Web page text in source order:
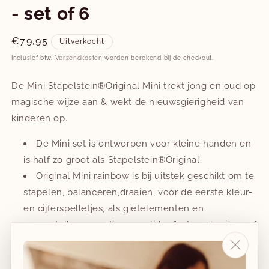
- set of 6
Normale
prijs
€79,95 Uitverkocht
Inclusief btw. Verzendkosten worden berekend bij de checkout.
De Mini Stapelstein®Original Mini trekt jong en oud op
magische wijze aan & wekt de nieuwsgierigheid van
kinderen op.
De Mini set is ontworpen voor kleine handen en
is half zo groot als Stapelstein®Original.
Original Mini rainbow is bij uitstek geschikt om te
stapelen, balanceren,draaien, voor de eerste kleur-
en cijferspelletjes, als gietelementen en
voorontelbare creatieve spelideeën te gebruiken-of
het nu in het water, zand,s neeuw, binnen of buiten
is.